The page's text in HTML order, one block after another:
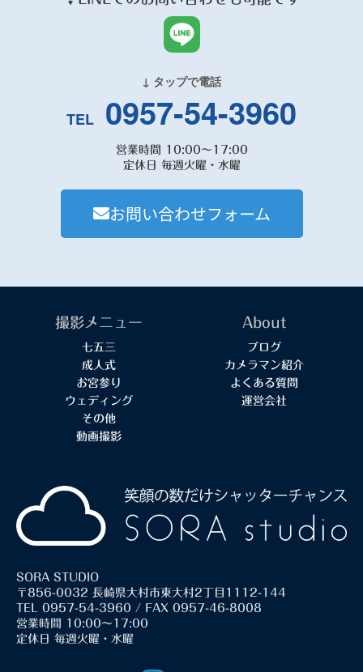
↓ タップで電話
TEL 0957-54-3960
営業時間 10:00～17:00
定休日 毎週火曜・水曜
お問い合わせフォーム
撮影メニュー
七五三
成人式
お宮参り
ウェディング
その他
動画撮影
About
ブログ
カメラマン紹介
よくある質問
運営会社
SORA STUDIO
〒856-0032 長崎県大村市東大村2丁目1112-144
TEL 0957-54-3960 / FAX 0957-46-8008
営業時間 10:00～17:00
定休日 毎週火曜・水曜